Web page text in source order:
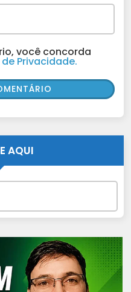
você concorda
Privacidade.
AQUI